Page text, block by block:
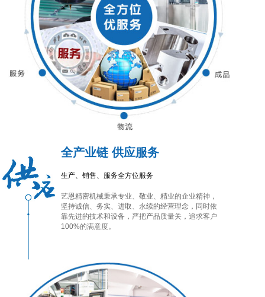
全产业链 供应服务
生产、销售、服务全方位服务
艺恩精密机械秉承专业、敬业、精业的企业精神，
坚持诚信、务实、进取、永续的经营理念，同时依
靠先进的技术和设备，严把产品质量关，追求客户
100%的满意度。